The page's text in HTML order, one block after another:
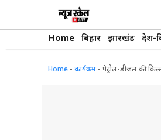
Home बिहार झारखंड देश-
Home - कार्यक्रम - पेट्रोल-डीजल की